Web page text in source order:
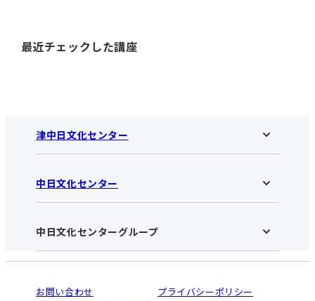
最近チェックした講座
津中日文化センター
津中日文化センターHOME
お知らせ
アクセス･営業時間
お申し込みの流れ
入会と受講のご案内
中日文化センター
中日文化センターHOME
中日文化センターとは
受講規約・会員特典
ご利用ガイド
中日文化センターグループ
南大高
犬山
お問い合わせ
プライバシーポリシー